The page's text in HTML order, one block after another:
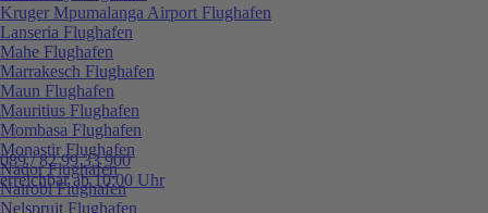
089 / 82 99 33 900
erreichbar ab 10:00 Uhr
Kruger Mpumalanga Airport Flughafen
Lanseria Flughafen
Mahe Flughafen
Marrakesch Flughafen
Maun Flughafen
Mauritius Flughafen
Mombasa Flughafen
Monastir Flughafen
Nador Flughafen
Nairobi Flughafen
Nelspruit Flughafen